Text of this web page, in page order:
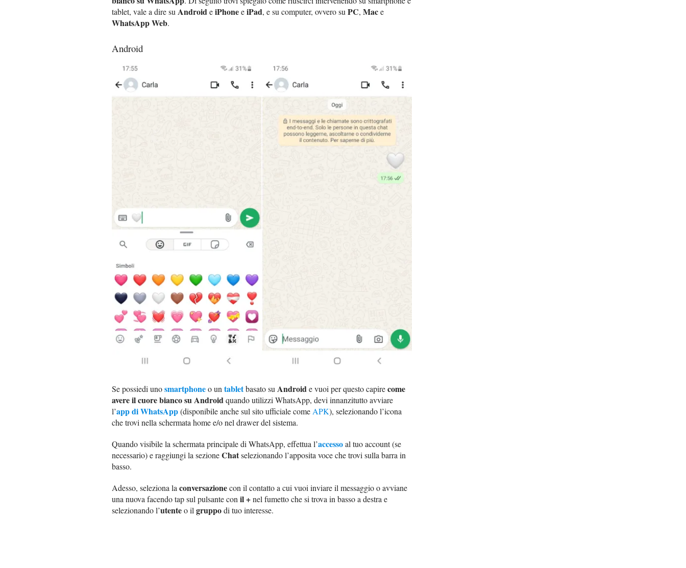
tablet, vale a dire su AndroideiPhoneeiPad, e su computer, ovvero su PC, Mace
WhatsApp Web.
Android
Se possiedi unosmartphoneo untabletbasato suAndroide vuoi per questo capirecome
avere il cuore bianco su Androidquando utilizzi WhatsApp, devi innanzitutto avviare
l’app di WhatsApp(disponibile anche sul sito ufficiale comeAPK), selezionando l’icona
che trovi nella schermata home e/o nel drawer del sistema.
Quando visibile la schermata principale di WhatsApp, effettua l’accessoal tuo account (se
necessario) e raggiungi la sezioneChatselezionando l’apposita voce che trovi sulla barra in
basso.
Adesso, seleziona laconversazionecon il contatto a cui vuoi inviare il messaggio o avviane
una nuova facendo tap sul pulsante conil+nel fumetto che si trova in basso a destra e
selezionando l’utenteo ilgruppodi tuo interesse.